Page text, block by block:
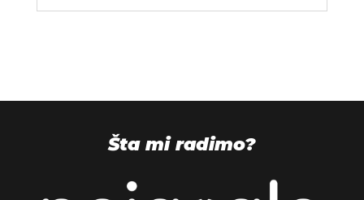
Šta mi radimo?